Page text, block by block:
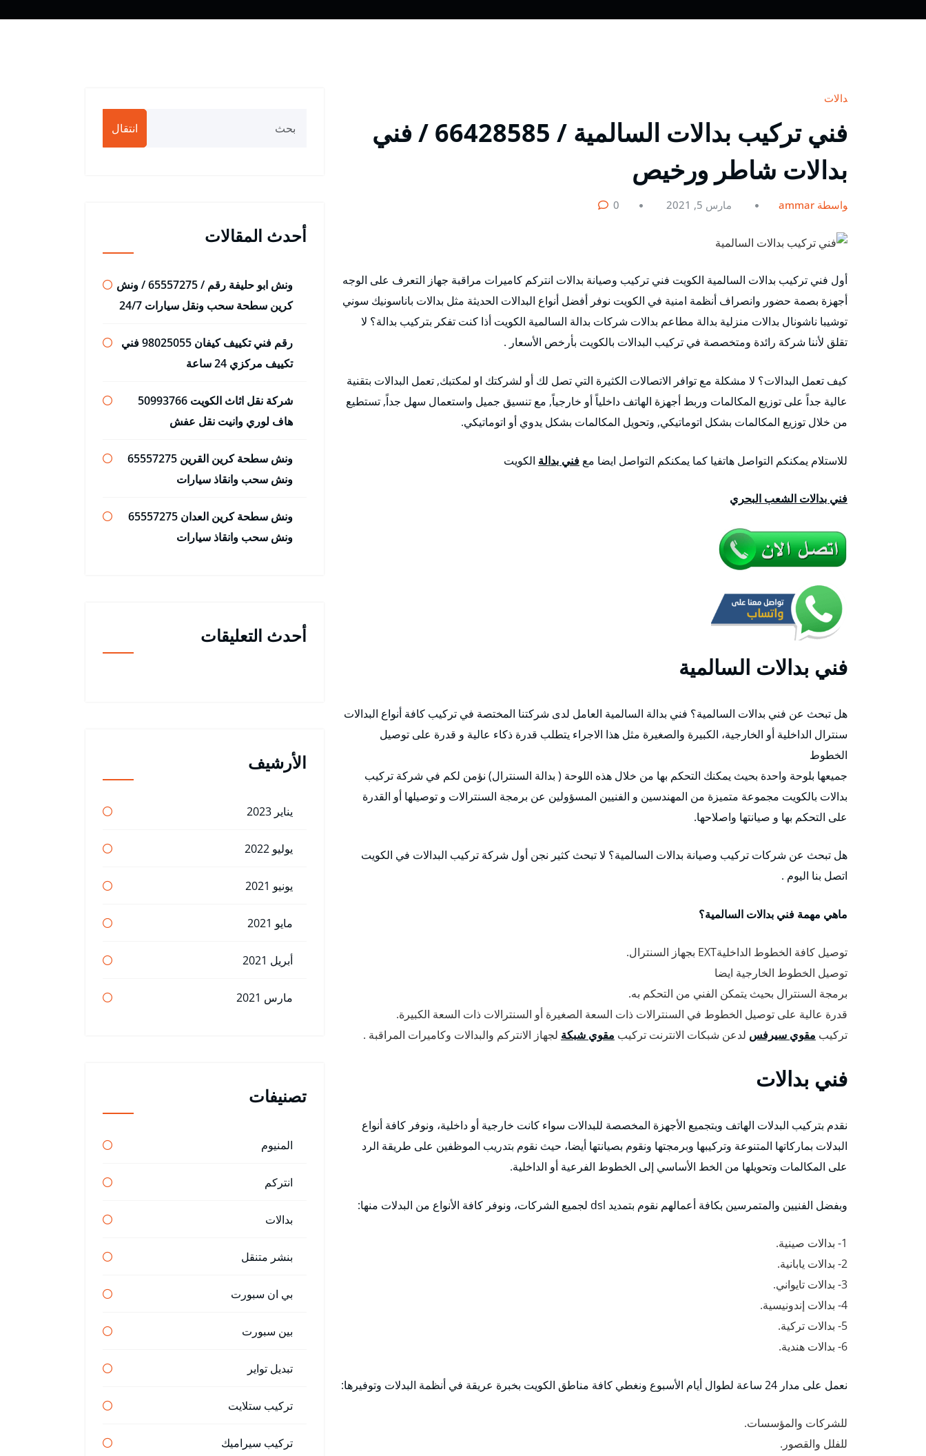
بدالات
فني تركيب بدالات السالمية / 66428585 / فني
بدالات شاطر ورخيص
بواسطة ammar مارس 5, 2021 0
أول فني تركيب بدالات السالمية الكويت فني تركيب وصيانة بدالات انتركم كاميرات مراقبة جهاز التعرف على الوجه
أجهزة بصمة حضور وانصراف أنظمة امنية في الكويت نوفر أفضل أنواع البدالات الحديثة مثل بدالات باناسونيك سوني
توشيبا ناشونال بدالات منزلية بدالة مطاعم بدالات شركات بدالة السالمية الكويت أذا كنت تفكر بتركيب بدالة؟ لا
تقلق لأننا شركة رائدة ومتخصصة في تركيب البدالات بالكويت بأرخص الأسعار .
كيف تعمل البدالات؟ لا مشكلة مع توافر الاتصالات الكثيرة التي تصل لك أو لشركتك او لمكتبك, تعمل البدالات بتقنية
عالية جداً على توزيع المكالمات وربط أجهزة الهاتف داخلياً أو خارجياً, مع تنسيق جميل واستعمال سهل جداً, تستطيع
من خلال توزيع المكالمات بشكل اتوماتيكي, وتحويل المكالمات بشكل يدوي أو اتوماتيكي.
للاستلام يمكنكم التواصل هاتفيا كما يمكنكم التواصل ايضا مع فني بدالة الكويت
فني بدالات الشعب البحري
فني بدالات السالمية
هل تبحث عن فني بدالات السالمية؟ فني بدالة السالمية العامل لدى شركتنا المختصة في تركيب كافة أنواع البدالات
سنترال الداخلية أو الخارجية، الكبيرة والصغيرة مثل هذا الاجراء يتطلب قدرة ذكاء عالية و قدرة على توصيل
الخطوط
جميعها بلوحة واحدة بحيث يمكنك التحكم بها من خلال هذه اللوحة ( بدالة السنترال) نؤمن لكم في شركة تركيب
بدالات بالكويت مجموعة متميزة من المهندسين و الفنيين المسؤولين عن برمجة السنترالات و توصيلها أو القدرة
على التحكم بها و صيانتها واصلاحها.
هل تبحث عن شركات تركيب وصيانة بدالات السالمية؟ لا تبحث كثير نجن أول شركة تركيب البدالات في الكويت
اتصل بنا اليوم .
ماهي مهمة فني بدالات السالمية؟
توصيل كافة الخطوط الداخليةEXT بجهاز السنترال.
توصيل الخطوط الخارجية ايضا
برمجة السنترال بحيث يتمكن الفني من التحكم به.
قدرة عالية على توصيل الخطوط في السنترالات ذات السعة الصغيرة أو السنترالات ذات السعة الكبيرة.
تركيب مقوي سيرفس لدعن شبكات الانترنت تركيب مقوي شبكة لجهاز الانتركم والبدالات وكاميرات المراقبة .
فني بدالات
نقدم بتركيب البدلات الهاتف وبتجميع الأجهزة المخصصة للبدالات سواء كانت خارجية أو داخلية، ونوفر كافة أنواع
البدلات بماركاتها المتنوعة وتركيبها وبرمجتها ونقوم بصيانتها أيضا، حيث نقوم بتدريب الموظفين على طريقة الرد
على المكالمات وتحويلها من الخط الأساسي إلى الخطوط الفرعية أو الداخلية.
وبفضل الفنيين والمتمرسين بكافة أعمالهم نقوم بتمديد dsl لجميع الشركات، ونوفر كافة الأنواع من البدلات منها:
1- بدالات صينية.
2- بدالات يابانية.
3- بدالات تايواني.
4- بدالات إندونيسية.
5- بدالات تركية.
6- بدالات هندية.
نعمل على مدار 24 ساعة لطوال أيام الأسبوع ونغطي كافة مناطق الكويت بخبرة عريقة في أنظمة البدلات وتوفيرها:
للشركات والمؤسسات.
للفلل والقصور.
انتقال
أحدث المقالات
ونش ابو حليفة رقم / 65557275 / ونش
كرين سطحة سحب ونقل سيارات 24/7
رقم فني تكييف كيفان 98025055 فني
تكييف مركزي 24 ساعة
شركة نقل اثاث الكويت 50993766
هاف لوري وانيت نقل عفش
ونش سطحة كرين القرين 65557275
ونش سحب وانقاذ سيارات
ونش سطحة كرين العدان 65557275
ونش سحب وانقاذ سيارات
أحدث التعليقات
الأرشيف
يناير 2023
يوليو 2022
يونيو 2021
مايو 2021
أبريل 2021
مارس 2021
تصنيفات
المنيوم
انتركم
بدالات
بنشر متنقل
بي ان سبورت
بين سبورت
تبديل تواير
تركيب ستلايت
تركيب سيراميك